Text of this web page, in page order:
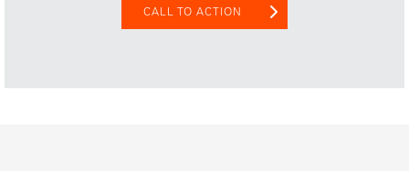
CALL TO ACTION